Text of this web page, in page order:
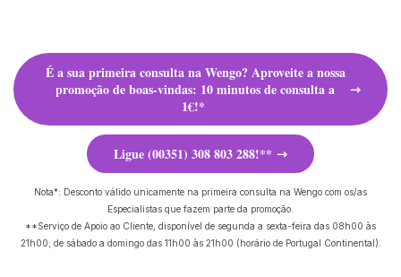
É a sua primeira consulta na Wengo? Aproveite a nossa
promoção de boas-vindas: 10 minutos de consulta a
1€!*
Ligue (00351) 308 803 288!**
Nota*: Desconto válido unicamente na primeira consulta na Wengo com os/as
Especialistas que fazem parte da promoção.
**Serviço de Apoio ao Cliente, disponível de segunda a sexta-feira das 08h00 às
21h00; de sábado a domingo das 11h00 às 21h00 (horário de Portugal Continental).